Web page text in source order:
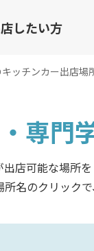
したい方
ッチンカー出店場
専門
店可能な場所
名のクリック